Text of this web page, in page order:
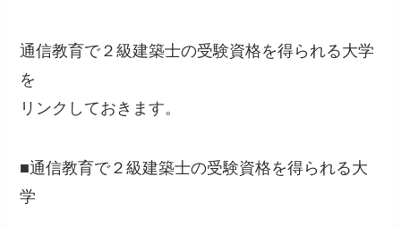
通信教育で２級建築士の受験資格を得られる大学
を
リンクしておきます。
■通信教育で２級建築士の受験資格を得られる大
学